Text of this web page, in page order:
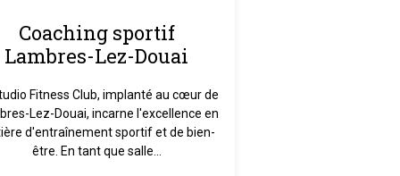
Coaching sportif
Lambres-Lez-Douai
Fitness Club, implanté au cœur de
Lez-Douai, incarne l'excellence en
d'entraînement sportif et de bien-
être. En tant que salle...